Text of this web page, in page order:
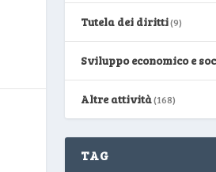
Tutela dei diritti(9)
Sviluppo economico e
Altre attività(168)
TAG